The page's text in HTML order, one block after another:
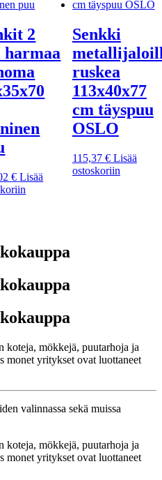
2
harmaa
€ Lisää
Senkki
ruskea
113x40x77
cm täyspuu
OSLO
115,37 € Lisää
ostoskoriin
koteja, mökkejä, puutarhoja ja
monet yritykset ovat luottaneet
valinnassa sekä muissa
koteja, mökkejä, puutarhoja ja
monet yritykset ovat luottaneet